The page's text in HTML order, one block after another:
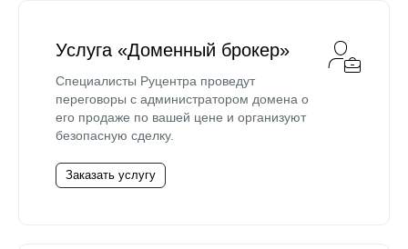
Услуга «Доменный брокер»
Специалисты Руцентра проведут
переговоры с администратором домена о
его продаже по вашей цене и организуют
безопасную сделку.
Заказать услугу